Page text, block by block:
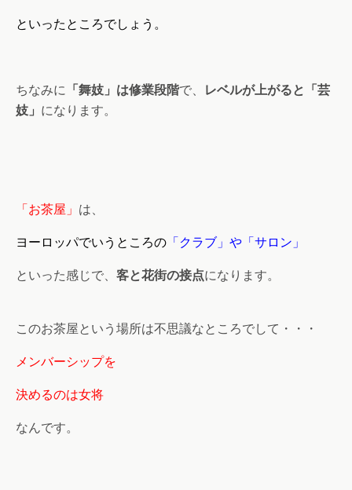
といったところでしょう。
ちなみに 「舞妓」は修業段階で、 レベルが上がると「芸
妓」 になります。
「お茶屋」 は、
ヨーロッパでいうところの 「クラブ」や「サロン」
といった感じで、 客と花街の接点になります。
このお茶屋という場所は不思議なところでして・・・
メンバーシップを
決めるのは女将
なんです。